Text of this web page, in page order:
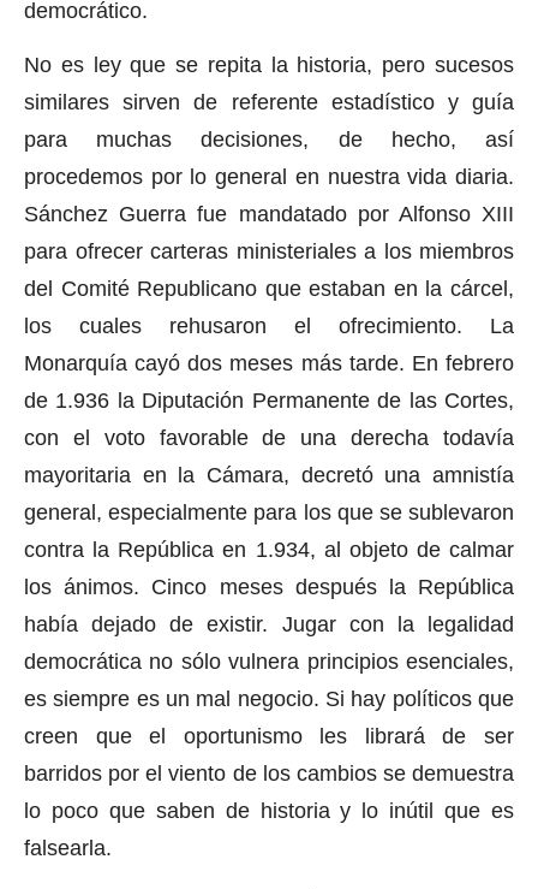
democrático.
No es ley que se repita la historia, pero sucesos
similares sirven de referente estadístico y guía
para muchas decisiones, de hecho, así
procedemos por lo general en nuestra vida diaria.
Sánchez Guerra fue mandatado por Alfonso XIII
para ofrecer carteras ministeriales a los miembros
del Comité Republicano que estaban en la cárcel,
los cuales rehusaron el ofrecimiento. La
Monarquía cayó dos meses más tarde. En febrero
de 1.936 la Diputación Permanente de las Cortes,
con el voto favorable de una derecha todavía
mayoritaria en la Cámara, decretó una amnistía
general, especialmente para los que se sublevaron
contra la República en 1.934, al objeto de calmar
los ánimos. Cinco meses después la República
había dejado de existir. Jugar con la legalidad
democrática no sólo vulnera principios esenciales,
es siempre es un mal negocio. Si hay políticos que
creen que el oportunismo les librará de ser
barridos por el viento de los cambios se demuestra
lo poco que saben de historia y lo inútil que es
falsearla.